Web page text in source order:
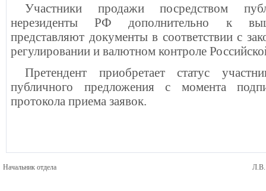
Участники продажи посредством
нерезиденты РФ дополнительно к
представляют документы в соответствии с
регулировании и валютном контроле
Претендент приобретает статус
публичного предложения с момента
протокола приема заявок.
Начальник отдела Л.В.